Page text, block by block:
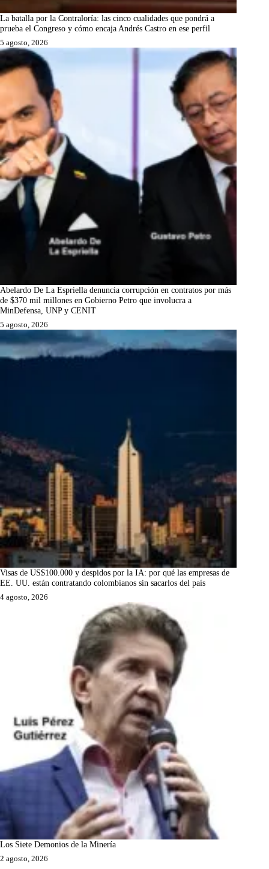
La batalla por la Contraloría: las cinco cualidades que pondrá a
prueba el Congreso y cómo encaja Andrés Castro en ese perfil
5 agosto, 2026
Abelardo De La Espriella denuncia corrupción en contratos por más
de $370 mil millones en Gobierno Petro que involucra a
MinDefensa, UNP y CENIT
5 agosto, 2026
Visas de US$100.000 y despidos por la IA: por qué las empresas de
EE. UU. están contratando colombianos sin sacarlos del país
4 agosto, 2026
Los Siete Demonios de la Minería
2 agosto, 2026